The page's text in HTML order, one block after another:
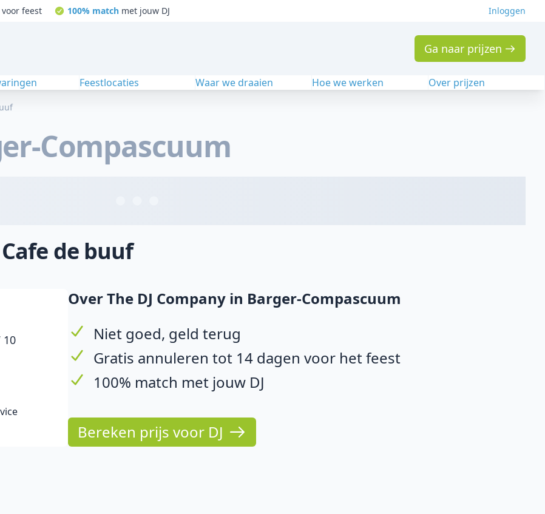
feest 100% matchmet jouw DJ Inloggen
Ga naar prijzen
Feestlocaties Waar we draaien Hoe we werken Over prijzen
Compascuum
de buuf
10
Over The DJ Company in Barger-Compascuum
Niet goed, geld terug
Gratis annuleren tot 14 dagen voor het feest
100% match met jouw DJ
Bereken prijs voor DJ